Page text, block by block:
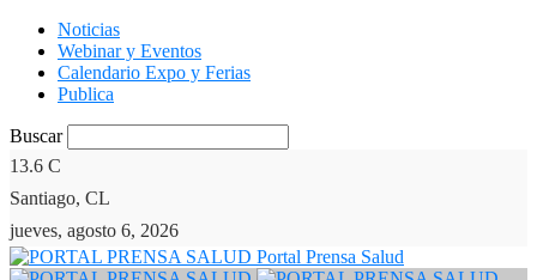
Noticias
Webinar y Eventos
Calendario Expo y Ferias
Publica
Buscar
13.6 C
Santiago, CL
jueves, agosto 6, 2026
Portal Prensa Salud